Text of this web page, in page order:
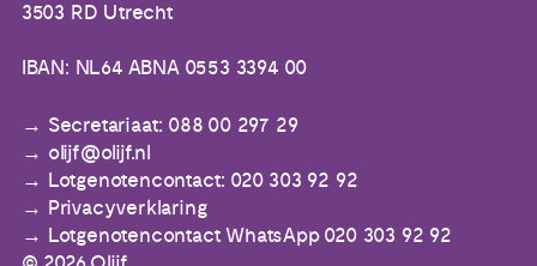
3503 RD Utrecht
IBAN: NL64 ABNA 0553 3394 00
Secretariaat: 088 00 297 29
olijf@olijf.nl
Lotgenotencontact: 020 303 92 92
Privacyverklaring
Lotgenotencontact WhatsApp 020 303 92 92